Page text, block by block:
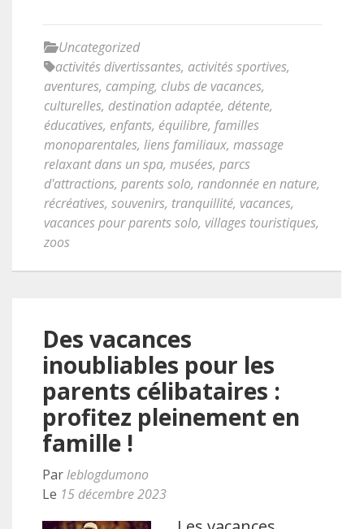
Uncategorized
activités divertissantes, activités sportives,
aventures, camping, clubs de vacances,
culturelles, destination adaptée, détente,
éducatives, enfants, équilibre, familles
monoparentales, liens familiaux, massage
relaxant dans un spa, musées, parcs
d'attractions, parents solo, randonnée en nature,
récréatives, souvenirs, tranquillité, vacances,
vacances pour parents solo, villages touristiques,
zoos
Des vacances
inoubliables pour les
parents célibataires :
profitez pleinement en
famille !
Parleblogdumono
Le 15 décembre 2023